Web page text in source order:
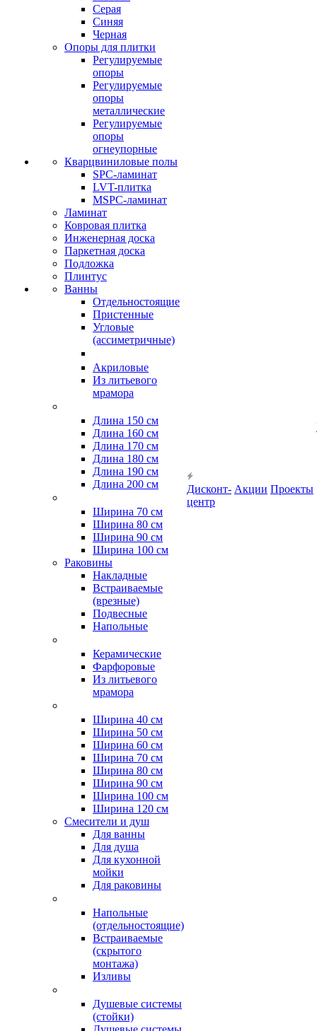
Серая
Синяя
Черная
Опоры для плитки
Регулируемые
опоры
Регулируемые
опоры
металлические
Регулируемые
опоры
огнеупорные
Кварцвиниловые полы
SPC-ламинат
LVT-плитка
MSPC-ламинат
Ламинат
Ковровая плитка
Инженерная доска
Паркетная доска
Подложка
Плинтус
Ванны
Отдельностоящие
Пристенные
Угловые
(ассиметричные)
Акриловые
Из литьевого
мрамора
Длина 150 см
Длина 160 см
Длина 170 см
Длина 180 см
Длина 190 см
Длина 200 см
Ширина 70 см
Ширина 80 см
Ширина 90 см
Ширина 100 см
Раковины
Накладные
Встраиваемые
(врезные)
Подвесные
Напольные
Керамические
Фарфоровые
Из литьевого
мрамора
Ширина 40 см
Ширина 50 см
Ширина 60 см
Ширина 70 см
Ширина 80 см
Ширина 90 см
Ширина 100 см
Ширина 120 см
Смесители и душ
Для ванны
Для душа
Для кухонной
мойки
Для раковины
Напольные
(отдельностоящие)
Встраиваемые
(скрытого
монтажа)
Изливы
Душевые системы
(стойки)
Дисконт-
центр
Акции Проекты